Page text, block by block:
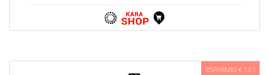
RISPARMIO € 1,61